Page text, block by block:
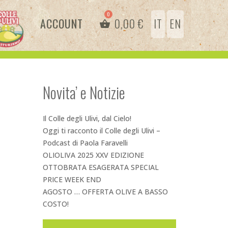
ACCOUNT 0,00€ IT EN
Novita’ e Notizie
Il Colle degli Ulivi, dal Cielo!
Oggi ti racconto il Colle degli Ulivi –
Podcast di Paola Faravelli
OLIOLIVA 2025 XXV EDIZIONE
OTTOBRATA ESAGERATA SPECIAL
PRICE WEEK END
AGOSTO … OFFERTA OLIVE A BASSO
COSTO!